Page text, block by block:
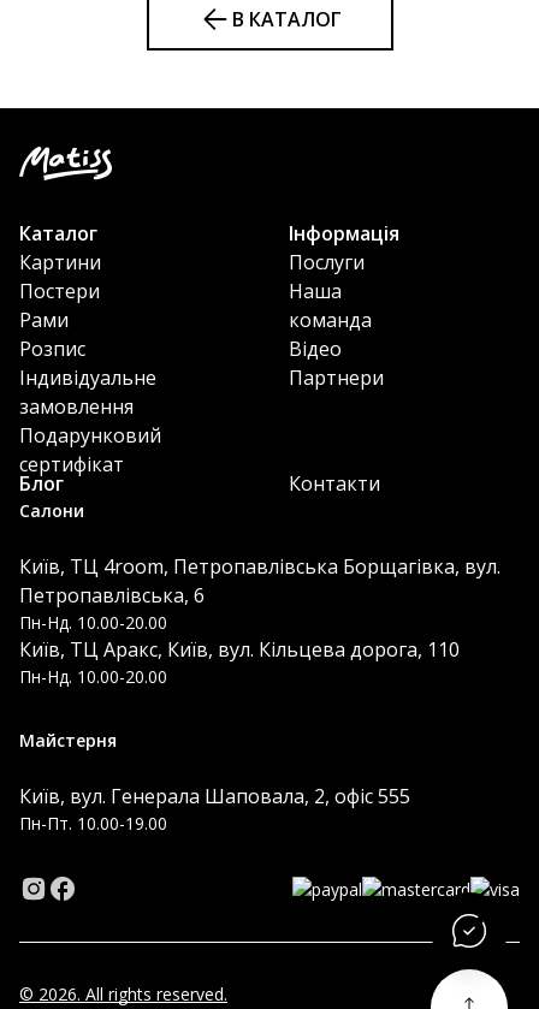
В КАТАЛОГ
Салони
Київ, ТЦ 4room, Петропавлівська Борщагівка, вул.
Петропавлівська, 6
Пн-Нд. 10.00-20.00
Київ, ТЦ Аракс, Київ, вул. Кільцева дорога, 110
Пн-Нд. 10.00-20.00
Майстерня
Київ, вул. Генерала Шаповала, 2, офіс 555
Пн-Пт. 10.00-19.00
Каталог
Картини
Постери
Рами
Розпис
Індивідуальне
замовлення
Подарунковий
сертифікат
Інформація
Послуги
Наша
команда
Відео
Партнери
Блог Контакти
© 2026. All rights reserved.